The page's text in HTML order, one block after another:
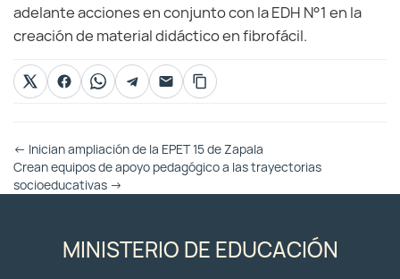
adelante acciones en conjunto con la EDH N°1 en la
creación de material didáctico en fibrofácil.
Otras
Entradas
← Inician ampliación de la EPET 15 de Zapala
Crean equipos de apoyo pedagógico a las trayectorias
socioeducativas →
MINISTERIO DE EDUCACIÓN